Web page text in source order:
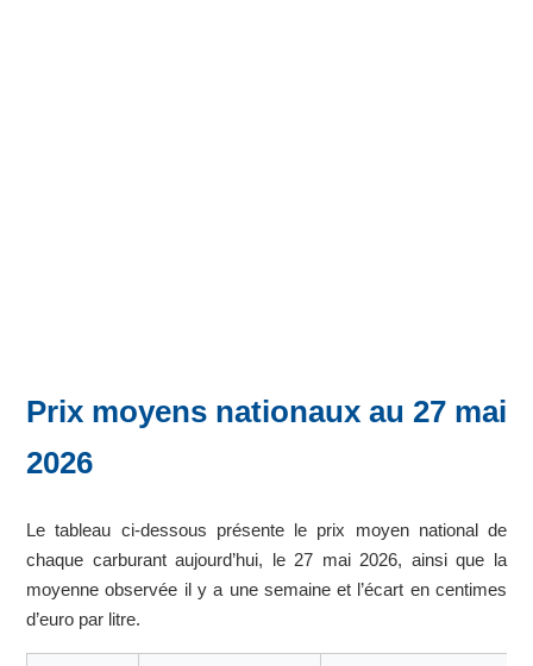
Prix moyens nationaux au 27 mai
2026
Le tableau ci-dessous présente le prix moyen national de
chaque carburant aujourd’hui, le 27 mai 2026, ainsi que la
moyenne observée il y a une semaine et l’écart en centimes
d’euro par litre.